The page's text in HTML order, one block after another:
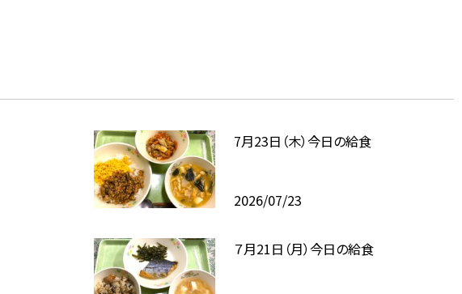
7月23日（木）今日の給食
2026/07/23
７月21日（月）今日の給食